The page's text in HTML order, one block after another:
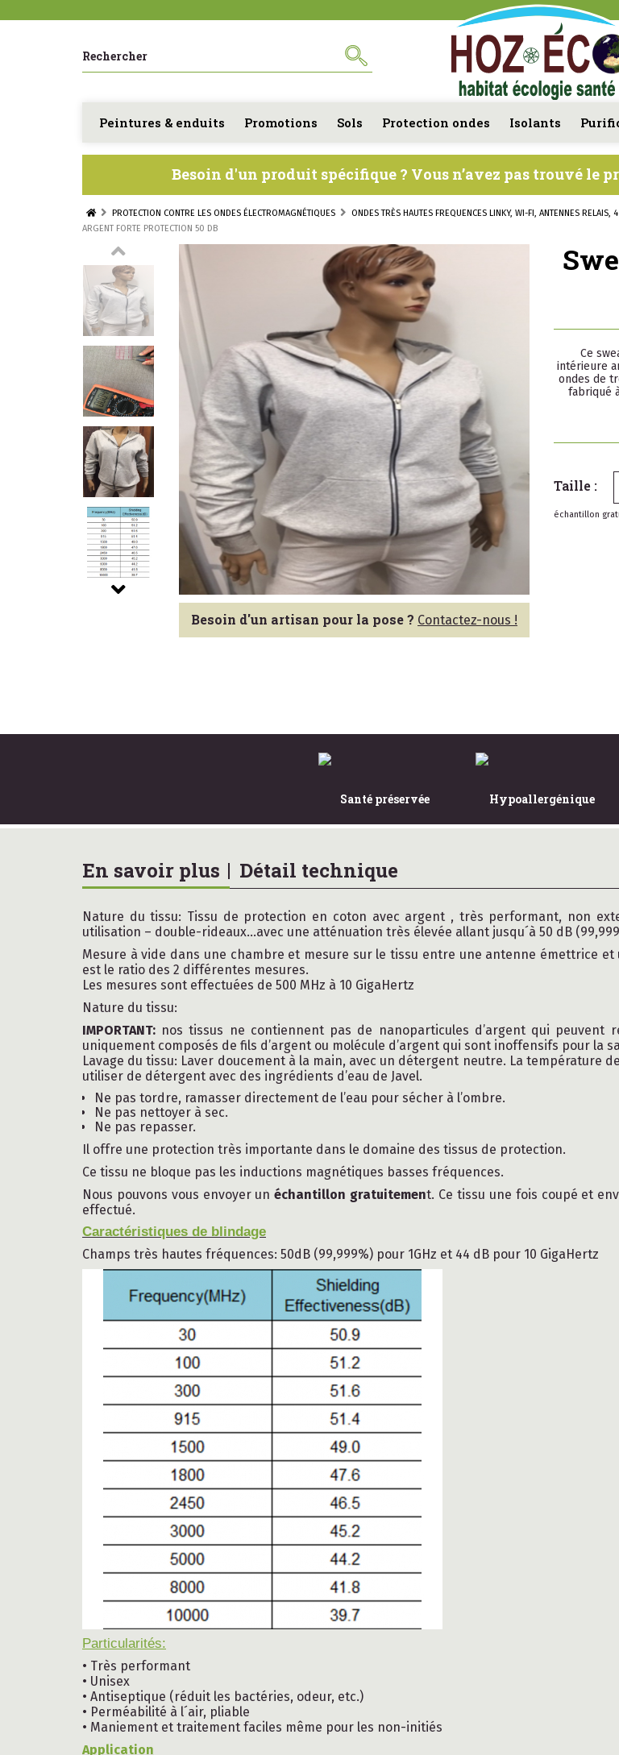
Peintures & enduits Promotions Sols Protection ondes Isolants
Besoin d'un produit spécifique ? Vous n’avez pas trouvé le
PROTECTION CONTRE LES ONDES ÉLECTROMAGNÉTIQUES ONDES TRÈS HAUTES FREQUENCES LINKY, WI-FI, ANTENNES RELAIS,
ARGENT FORTE PROTECTION 50 DB
Besoin d'un artisan pour la pose ? Contactez-nous !
Ce
intérieure
ondes de
fabriqué
Taille :
échantillon
Santé préservée Hypoallergénique
En savoir plus Détail technique
Nature du tissu: Tissu de protection en coton avec argent , très performant, non
utilisation – double-rideaux…avec une atténuation très élevée allant jusqu´à 50 dB
Mesure à vide dans une chambre et mesure sur le tissu entre une antenne émettrice
est le ratio des 2 différentes mesures.
Les mesures sont effectuées de 500 MHz à 10 GigaHertz
Nature du tissu:
IMPORTANT: nos tissus ne contiennent pas de nanoparticules d’argent qui
uniquement composés de fils d’argent ou molécule d’argent qui sont inoffensifs pour la
Lavage du tissu: Laver doucement à la main, avec un détergent neutre. La température de
utiliser de détergent avec des ingrédients d’eau de Javel.
Ne pas tordre, ramasser directement de l’eau pour sécher à l’ombre.
Ne pas nettoyer à sec.
Ne pas repasser.
Il offre une protection très importante dans le domaine des tissus de protection.
Ce tissu ne bloque pas les inductions magnétiques basses fréquences.
Nous pouvons vous envoyer unéchantillon gratuitement. Ce tissu une fois coupé et
effectué.
Caractéristiques de blindage
Champs très hautes fréquences: 50dB (99,999%) pour 1GHz et 44 dB pour 10 GigaHertz
Particularités:
• Très performant
• Unisex
• Antiseptique (réduit les bactéries, odeur, etc.)
• Perméabilité à l´air, pliable
• Maniement et traitement faciles même pour les non-initiés
Application